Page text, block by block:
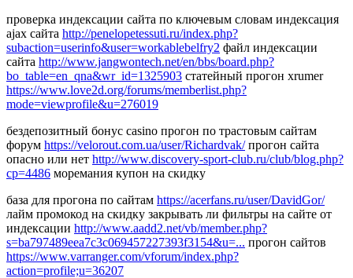
проверка индексации сайта по ключевым словам индексация
ajax сайта http://penelopetessuti.ru/index.php?
subaction=userinfo&user=workablebelfry2 файл индексации
сайта http://www.jangwontech.net/en/bbs/board.php?
bo_table=en_qna&wr_id=1325903 статейный прогон xrumer
https://www.love2d.org/forums/memberlist.php?
mode=viewprofile&u=276019
бездепозитный бонус casino прогон по трастовым сайтам
форум https://velorout.com.ua/user/Richardvak/прогон сайта
опасно или нет http://www.discovery-sport-club.ru/club/blog.php?
cp=4486 моремания купон на скидку
база для прогона по сайтам https://acerfans.ru/user/DavidGor/
лайм промокод на скидку закрывать ли фильтры на сайте от
индексации http://www.aadd2.net/vb/member.php?
s=ba797489eea7c3c069457227393f3154&u=... прогон сайтов
https://www.varranger.com/vforum/index.php?
action=profile;u=36207